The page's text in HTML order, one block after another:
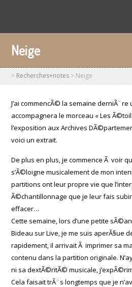
Neige
> Recherches+notes > Neige
J’ai commencÃ© la semaine
accompagnera le morceau « Les
l’exposition aux Archives
voici un extrait.
De plus en plus, je commence Ã voir
s’Ã©loigne musicalement de mon
partitions ont leur propre vie que
Ã©chantillonnage que je leur fais
effacer…
Cette semaine, lors d’une petite
Bideau sur Live, je me suis aperÃ§ue
rapidement, il arrivait Ã imprimer sa
contenu dans la partition originale.
ni sa dextÃ©ritÃ© musicale,
Cela faisait trÃ¨s longtemps que je